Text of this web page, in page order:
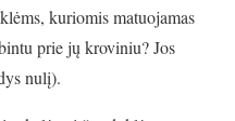
kuriomis matuojamas
prie jų kroviniu? Jos
nulį).